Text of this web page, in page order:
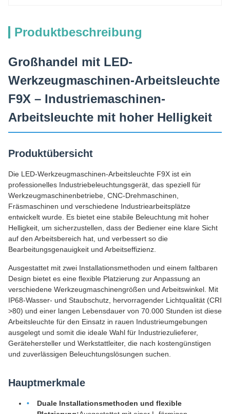
Produktbeschreibung
Großhandel mit LED-
Werkzeugmaschinen-Arbeitsleuchte
F9X – Industriemaschinen-
Arbeitsleuchte mit hoher Helligkeit
Produktübersicht
Die LED-Werkzeugmaschinen-Arbeitsleuchte F9X ist ein
professionelles Industriebeleuchtungsgerät, das speziell für
Werkzeugmaschinenbetriebe, CNC-Drehmaschinen,
Fräsmaschinen und verschiedene Industriearbeitsplätze
entwickelt wurde. Es bietet eine stabile Beleuchtung mit hoher
Helligkeit, um sicherzustellen, dass der Bediener eine klare Sicht
auf den Arbeitsbereich hat, und verbessert so die
Bearbeitungsgenauigkeit und Arbeitseffizienz.
Ausgestattet mit zwei Installationsmethoden und einem faltbaren
Design bietet es eine flexible Platzierung zur Anpassung an
verschiedene Werkzeugmaschinengrößen und Arbeitswinkel. Mit
IP68-Wasser- und Staubschutz, hervorragender Lichtqualität (CRI
>80) und einer langen Lebensdauer von 70.000 Stunden ist diese
Arbeitsleuchte für den Einsatz in rauen Industrieumgebungen
ausgelegt und somit die ideale Wahl für Industriezulieferer,
Gerätehersteller und Werkstattleiter, die nach kostengünstigen
und zuverlässigen Beleuchtungslösungen suchen.
Hauptmerkmale
Duale Installationsmethoden und flexible